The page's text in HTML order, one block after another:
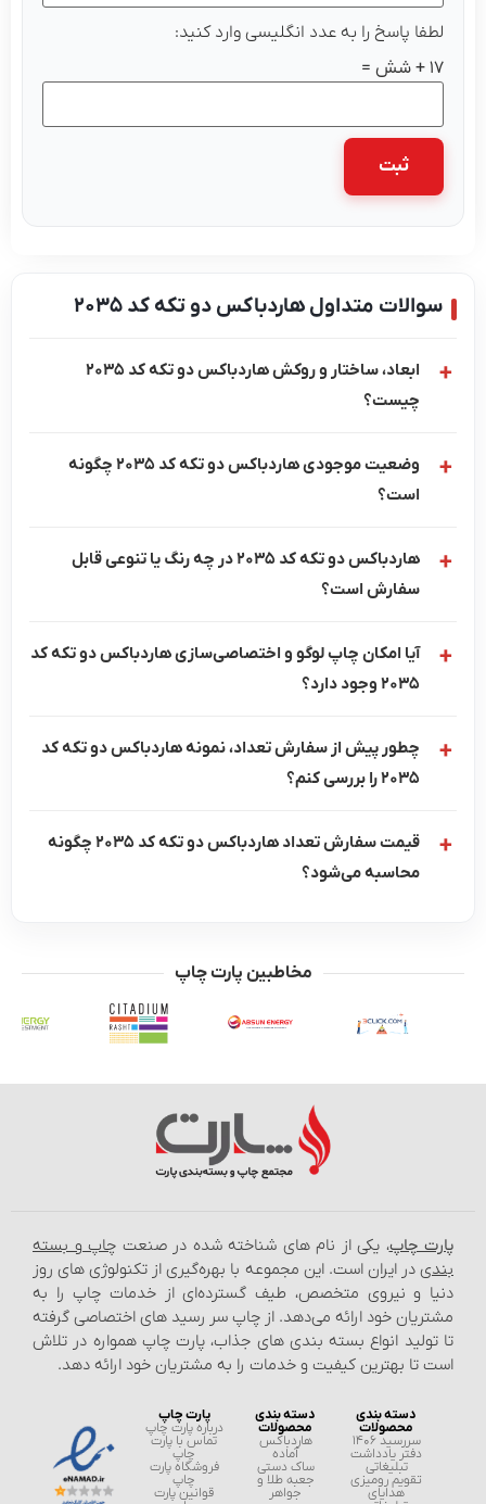
پاسخ را به عدد انگلیسی وارد کنید:
متداول هاردباکس دو تکه کد 2035
ابعاد، ساختار و روکش هاردباکس دو تکه کد 2035
چیست؟
وضعیت موجودی هاردباکس دو تکه کد 2035 چگونه
هاردباکس دو تکه کد 2035 در چه رنگ یا تنوعی قابل
سفارش است؟
آیا امکان چاپ لوگو و اختصاصی‌سازی هاردباکس دو تکه کد
چطور پیش از سفارش تعداد، نمونه هاردباکس دو تکه کد
قیمت سفارش تعداد هاردباکس دو تکه کد 2035 چگونه
محاسبه می‌شود؟
مخاطبین پارت چاپ
چاپ، یکی از نام‌ های شناخته شده در صنعت چاپ و بسته‌
در ایران است. این مجموعه با بهره‌گیری از تکنولوژی‌ های روز
و نیروی متخصص، طیف گسترده‌ای از خدمات چاپ را به
خود ارائه می‌دهد. از چاپ سر رسید های اختصاصی گرفته
انواع بسته‌ بندی‌ های جذاب، پارت چاپ همواره در تلاش
تا بهترین کیفیت و خدمات را به مشتریان خود ارائه دهد.
دسته بندی
محصولات
دفتر یادداشت
تقویم رومیزی
دسته بندی
محصولات
هاردباکس
آماده
ساک دستی
جعبه طلا و
پارت چاپ
درباره پارت چاپ
تماس با پارت
فروشگاه پارت
قوانین پارت